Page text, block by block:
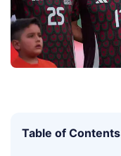
Table of Contents